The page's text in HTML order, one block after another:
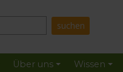
Über uns Wissen